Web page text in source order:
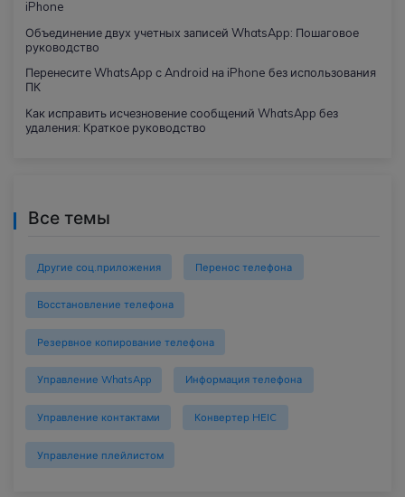
iPhone
Объединение двух учетных записей WhatsApp: Пошаговое
руководство
Перенесите WhatsApp с Android на iPhone без использования
ПК
Как исправить исчезновение сообщений WhatsApp без
удаления: Краткое руководство
Все темы
Другие соц.приложения Перенос телефона
Восстановление телефона
Резервное копирование телефона
Управление WhatsApp Информация телефона
Управление контактами Конвертер HEIC
Управление плейлистом